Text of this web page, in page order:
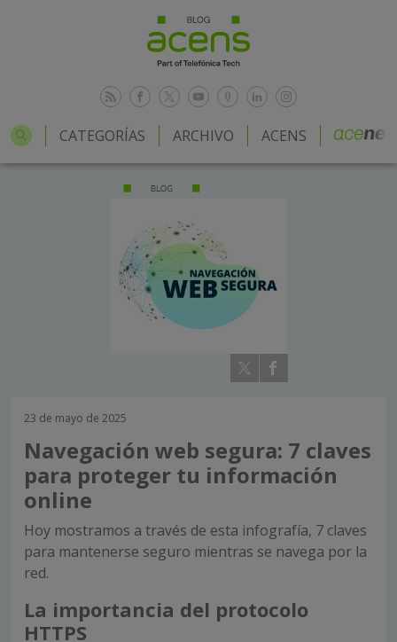
CATEGORÍAS ARCHIVO ACENS
23 de mayo de 2025
Navegación web segura: 7 claves
para proteger tu información
online
Hoy mostramos a través de esta infografía, 7 claves
para mantenerse seguro mientras se navega por la
red.
La importancia del protocolo
HTTPS